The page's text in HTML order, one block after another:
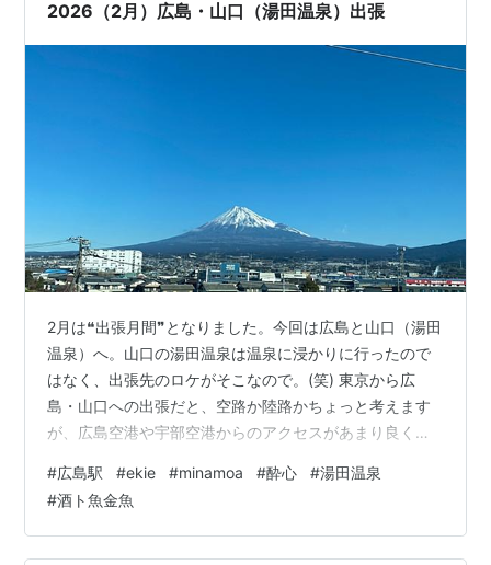
ドとドリンクの注文はココで） （受け取りはココで。右
2026（2月）広島・山口（湯田温泉）出張
2月は❝出張月間❞となりました。今回は広島と山口（湯田
温泉）へ。山口の湯田温泉は温泉に浸かりに行ったので
はなく、出張先のロケがそこなので。(笑) 東京から広
島・山口への出張だと、空路か陸路かちょっと考えます
が、広島空港や宇部空港からのアクセスがあまり良くな
迷わず往復ともに新幹線にしました。 そして、新幹線に
乗れば撮らずにはいられない富士山。今回も絶景でござ
います グリーン車だとゆったりしていますし、隣が来な
#広島駅 #ekie #minamoa #酔心 #湯田温泉
#酒ト魚金魚